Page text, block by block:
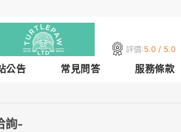
評價:5.0 / 5.0
公告 常見問答 服務條款
詢-